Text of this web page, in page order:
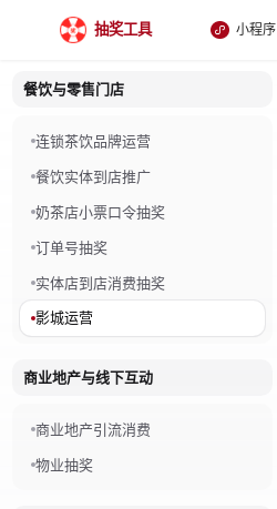
抽奖工具 小程序
餐饮与零售门店
连锁茶饮品牌运营
餐饮实体到店推广
奶茶店小票口令抽奖
订单号抽奖
实体店到店消费抽奖
影城运营
商业地产与线下互动
商业地产引流消费
物业抽奖